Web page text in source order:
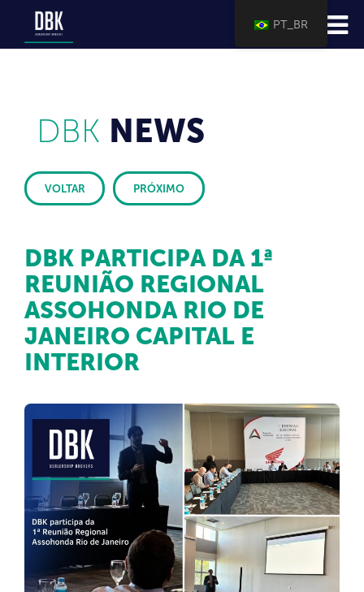
DBK NEWS
VOLTAR PRÓXIMO
DBK PARTICIPA DA 1ª
REUNIÃO REGIONAL
ASSOHONDA RIO DE
JANEIRO CAPITAL E
INTERIOR
PT_BR